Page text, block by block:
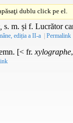
dublu click pe el.
s. m. și f. Lucrător
ediția a II-a | Permalink
[< fr. xylographe